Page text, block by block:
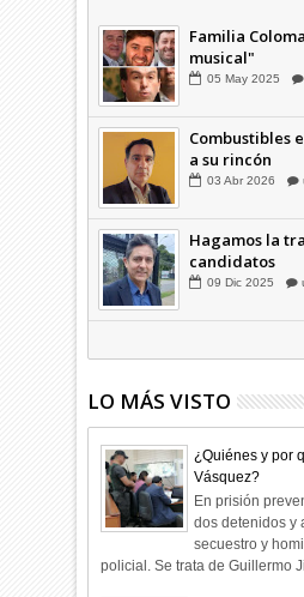
Familia
05 May 2025
Combustibles
03Abr 2026
Hagamos la
09 Dic 2025
LO MÁS VISTO
¿Quiénes y por
Vásquez?
En prisión
dos detenidos y
secuestro y
policial. Se trata de Guillermo